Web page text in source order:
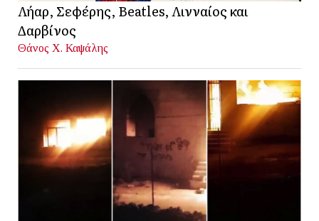
Λήαρ, Σεφέρης, Beatles, Λινναίος και
Δαρβίνος
Θάνος Χ. Καψάλης